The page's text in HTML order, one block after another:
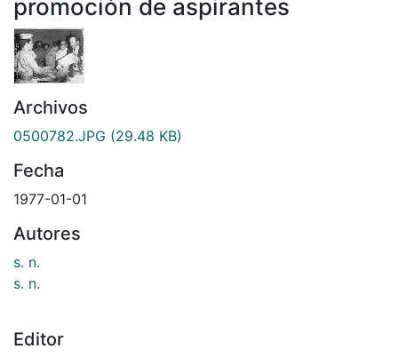
promoción de aspirantes
Archivos
0500782.JPG (29.48 KB)
Fecha
1977-01-01
Autores
s. n.
s. n.
Editor